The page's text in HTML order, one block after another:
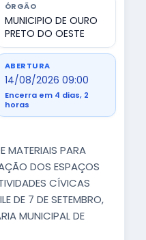
ÓRGÃO
MUNICIPIO DE OURO
PRETO DO OESTE
ABERTURA
14/08/2026 09:00
Encerra em 4 dias, 2
horas
MATERIAIS PARA
DOS ESPAÇOS
CÍVICAS
DE 7 DE SETEMBRO,
MUNICIPAL DE